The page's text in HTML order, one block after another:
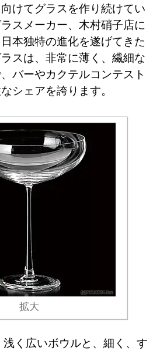
けてグラスを作り続けてい
スメーカー、木村硝子店に
本独特の進化を遂げてきた
スは、非常に薄く、繊細な
バーやカクテルコンテスト
シェアを誇ります。
拡大
く広いボウルと、細く、す